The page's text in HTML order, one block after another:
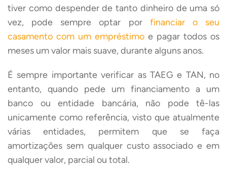
tiver como despender de tanto dinheiro de uma só
vez, pode sempre optar por financiar o seu
casamento com um empréstimo e pagar todos os
meses um valor mais suave, durante alguns anos.
É sempre importante verificar as TAEG e TAN, no
entanto, quando pede um financiamento a um
banco ou entidade bancária, não pode tê-las
unicamente como referência, visto que atualmente
várias entidades, permitem que se faça
amortizações sem qualquer custo associado e em
qualquer valor, parcial ou total.